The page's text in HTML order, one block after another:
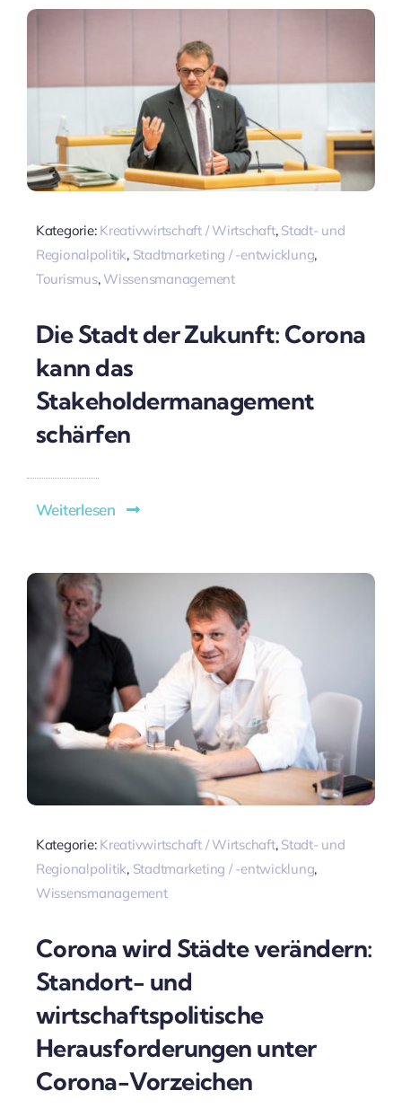
Kategorie: Kreativwirtschaft / Wirtschaft, Stadt- und
Regionalpolitik, Stadtmarketing / -entwicklung,
Tourismus, Wissensmanagement
Die Stadt der Zukunft: Corona
kann das
Stakeholdermanagement
schärfen
Weiterlesen
Kategorie: Kreativwirtschaft / Wirtschaft, Stadt- und
Regionalpolitik, Stadtmarketing / -entwicklung,
Wissensmanagement
Corona wird Städte verändern:
Standort- und
wirtschaftspolitische
Herausforderungen unter
Corona-Vorzeichen